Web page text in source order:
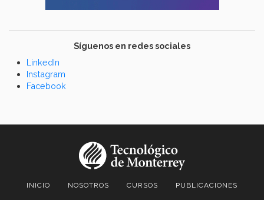
Síguenos en redes sociales
LinkedIn
Instagram
Facebook
INICIO NOSOTROS CURSOS PUBLICACIONES